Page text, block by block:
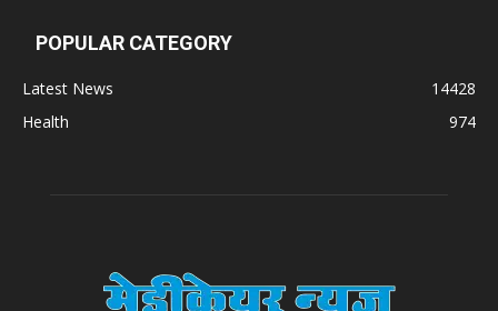
POPULAR CATEGORY
Latest News
14428
Health
974